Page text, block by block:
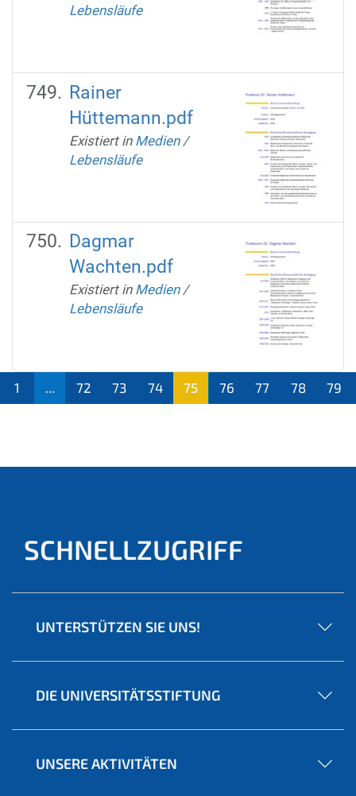
Lebensläufe
Rainer
Hüttemann.pdf
Existiert in Medien /
Lebensläufe
Dagmar
Wachten.pdf
Existiert in Medien /
Lebensläufe
1 72 73 74
75
76 77 78 79
SCHNELLZUGRIFF
UNTERSTÜTZEN SIE UNS!
DIE UNIVERSITÄTSSTIFTUNG
UNSERE AKTIVITÄTEN